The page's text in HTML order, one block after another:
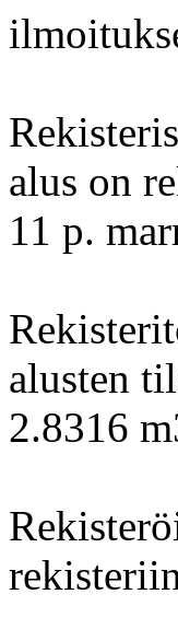
alus on
11 p.
alusten
2.8316